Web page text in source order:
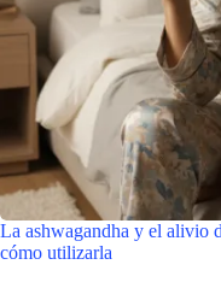
La ashwagandha y el alivio
cómo utilizarla